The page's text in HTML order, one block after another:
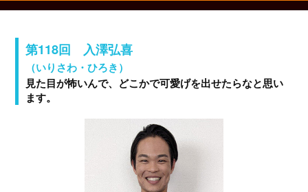
天気・防災
映画 アナウンサー
検索
第118回 入澤弘喜
（いりさわ・ひろき）
見た目が怖いんで、どこかで可愛げを出せたらなと思い
ます。